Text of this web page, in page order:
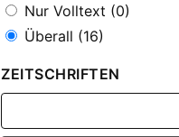
Nur Volltext (0)
Überall (16)
ZEITSCHRIFTEN